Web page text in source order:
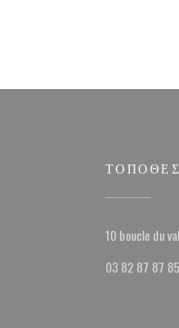
10 boucle du
03 82 87 87 85